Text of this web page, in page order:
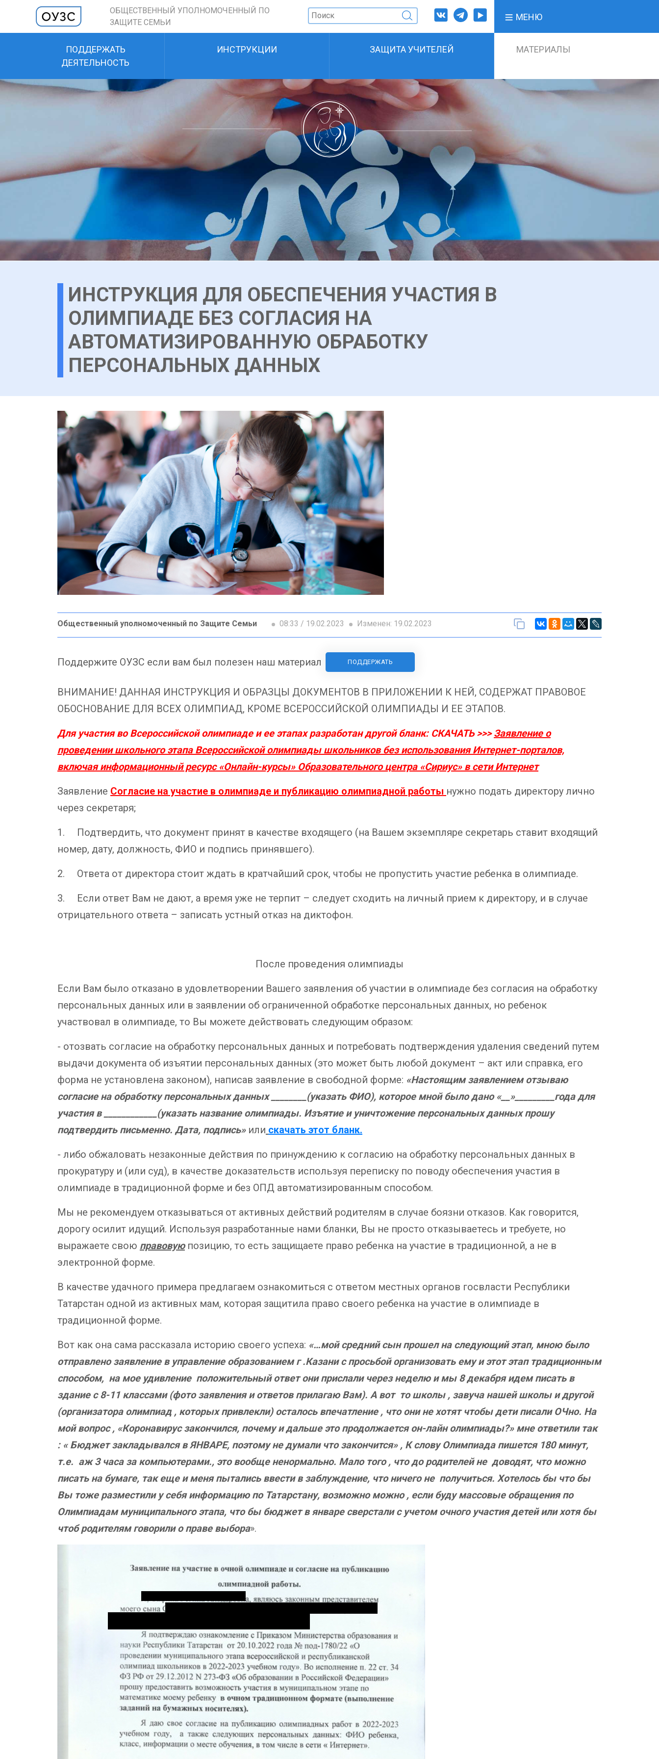
ОБЩЕСТВЕННЫЙ УПОЛНОМОЧЕННЫЙ ПО
ЗАЩИТЕ СЕМЬИ
МЕНЮ
ПОДДЕРЖАТЬ
ДЕЯТЕЛЬНОСТЬ
ИНСТРУКЦИИ ЗАЩИТА УЧИТЕЛЕЙ МАТЕРИАЛЫ
ИНСТРУКЦИЯ ДЛЯ ОБЕСПЕЧЕНИЯ УЧАСТИЯ В
ОЛИМПИАДЕ БЕЗ СОГЛАСИЯ НА
АВТОМАТИЗИРОВАННУЮ ОБРАБОТКУ
ПЕРСОНАЛЬНЫХ ДАННЫХ
Общественный уполномоченный по Защите Семьи 08:33 / 19.02.2023 Изменен: 19.02.2023
Поддержите ОУЗС если вам был полезен наш материал ПОДДЕРЖАТЬ
ВНИМАНИЕ! ДАННАЯ ИНСТРУКЦИЯ И ОБРАЗЦЫ ДОКУМЕНТОВ В ПРИЛОЖЕНИИ К НЕЙ, СОДЕРЖАТ ПРАВОВОЕ
ОБОСНОВАНИЕ ДЛЯ ВСЕХ ОЛИМПИАД, КРОМЕ ВСЕРОССИЙСКОЙ ОЛИМПИАДЫ И ЕЕ ЭТАПОВ.
Для участия во Всероссийской олимпиаде и ее этапах разработан другой бланк: СКАЧАТЬ >>>Заявление о
проведении школьного этапа Всероссийской олимпиады школьников без использования Интернет-порталов,
включая информационный ресурс «Онлайн-курсы» Образовательного центра «Сириус» в сети Интернет
Заявление Согласие на участие в олимпиаде и публикацию олимпиадной работы нужно подать директору лично
через секретаря;
1. Подтвердить, что документ принят в качестве входящего (на Вашем экземпляре секретарь ставит входящий
номер, дату, должность, ФИО и подпись принявшего).
2. Ответа от директора стоит ждать в кратчайший срок, чтобы не пропустить участие ребенка в олимпиаде.
3. Если ответ Вам не дают, а время уже не терпит – следует сходить на личный прием к директору, и в случае
отрицательного ответа – записать устный отказ на диктофон.
После проведения олимпиады
Если Вам было отказано в удовлетворении Вашего заявления об участии в олимпиаде без согласия на обработку
персональных данных или в заявлении об ограниченной обработке персональных данных, но ребенок
участвовал в олимпиаде, то Вы можете действовать следующим образом:
- отозвать согласие на обработку персональных данных и потребовать подтверждения удаления сведений путем
выдачи документа об изъятии персональных данных (это может быть любой документ – акт или справка, его
форма не установлена законом), написав заявление в свободной форме: «Настоящим заявлением отзываю
согласие на обработку персональных данных ________(указать ФИО), которое мной было дано «__»_________года для
участия в ____________(указать название олимпиады. Изъятие и уничтожение персональных данных прошу
подтвердить письменно. Дата, подпись»или скачать этот бланк.
- либо обжаловать незаконные действия по принуждению к согласию на обработку персональных данных в
прокуратуру и (или суд), в качестве доказательств используя переписку по поводу обеспечения участия в
олимпиаде в традиционной форме и без ОПД автоматизированным способом.
Мы не рекомендуем отказываться от активных действий родителям в случае боязни отказов. Как говорится,
дорогу осилит идущий. Используя разработанные нами бланки, Вы не просто отказываетесь и требуете, но
выражаете свою правовуюпозицию, то есть защищаете право ребенка на участие в традиционной, а не в
электронной форме.
В качестве удачного примера предлагаем ознакомиться с ответом местных органов госвласти Республики
Татарстан одной из активных мам, которая защитила право своего ребенка на участие в олимпиаде в
традиционной форме.
Вот как она сама рассказала историю своего успеха: «…мой средний сын прошел на следующий этап, мною было
отправлено заявление в управление образованием г .Казани с просьбой организовать ему и этот этап традиционным
способом, на мое удивление положительный ответ они прислали через неделю и мы 8 декабря идем писать в
здание с 8-11 классами (фото заявления и ответов прилагаю Вам). А вот то школы , завуча нашей школы и другой
(организатора олимпиад , которых привлекли) осталось впечатление , что они не хотят чтобы дети писали ОЧно. На
мой вопрос , «Коронавирус закончился, почему и дальше это продолжается он-лайн олимпиады?» мне ответили так
: « Бюджет закладывался в ЯНВАРЕ, поэтому не думали что закончится» , К слову Олимпиада пишется 180 минут,
т.е. аж 3 часа за компьютерами., это вообще ненормально. Мало того , что до родителей не доводят, что можно
писать на бумаге, так еще и меня пытались ввести в заблуждение, что ничего не получиться. Хотелось бы что бы
Вы тоже разместили у себя информацию по Татарстану, возможно можно , если буду массовые обращения по
Олимпиадам муниципального этапа, что бы бюджет в январе сверстали с учетом очного участия детей или хотя бы
чтоб родителям говорили о праве выбора».